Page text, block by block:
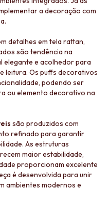
a decoração com
detalhes em tela rattan,
são tendência na
elegante e acolhedor para
leitura. Os puffs decorativos
podendo ser
ou elemento decorativo na
são produzidos com
refinado para garantir
As estruturas
maior estabilidade,
proporcionam excelente
é desenvolvida para unir
ambientes modernos e